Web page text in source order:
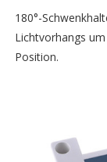
180°-
Lichtvorhangs
Position.